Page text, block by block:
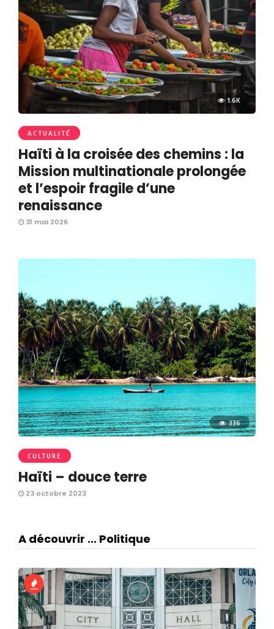
1.6K
ACTUALITÉ
Haïti à la croisée des chemins : la
Mission multinationale prolongée
et l’espoir fragile d’une
renaissance
31 mai 2026
336
CULTURE
Haïti – douce terre
23 octobre 2023
A découvrir ... Politique